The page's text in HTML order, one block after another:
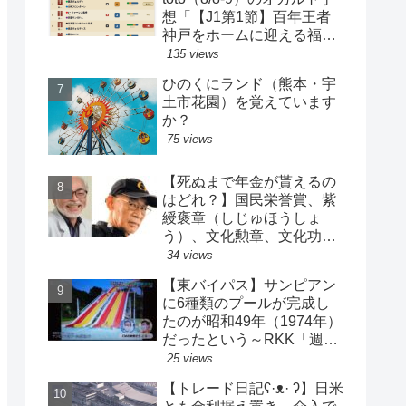
想「【J1第1節】百年王者
神戸をホームに迎える福岡
がまさかの…？！【J2第1
ルサ安部は？」
135 views
ひのくにランド（熊本・宇
土市花園）を覚えています
か？
75 views
【死ぬまで年金が貰えるの
はどれ？】国民栄誉賞、紫
綬褒章（しじゅほうしょ
う）、文化勲章、文化功労
者、芸術選奨…など【日本
34 views
【東バイパス】サンピアン
に6種類のプールが完成し
たのが昭和49年（1974年）
だったという～RKK「週刊
山崎くん」より
25 views
【トレード日記ʕ·ᴥ· ʔ】日米